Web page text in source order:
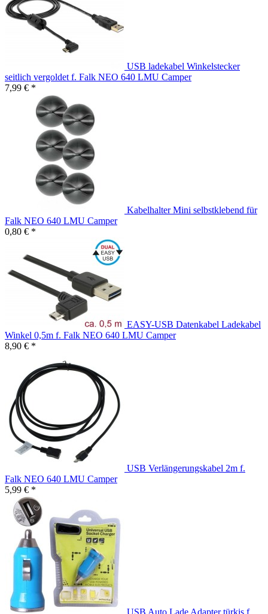
USB ladekabel Winkelstecker
seitlich vergoldet f. Falk NEO 640 LMU Camper
7,99 € *
Kabelhalter Mini selbstklebend für
Falk NEO 640 LMU Camper
0,80 € *
EASY-USB Datenkabel Ladekabel
Winkel 0,5m f. Falk NEO 640 LMU Camper
8,90 € *
USB Verlängerungskabel 2m f.
Falk NEO 640 LMU Camper
5,99 € *
USB Auto Lade Adapter türkis f.